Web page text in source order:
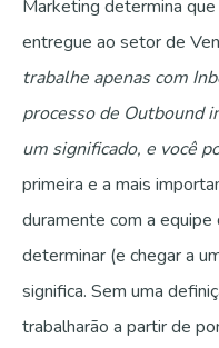
Marketing determina
entregue ao setor de
trabalhe apenas com
processo de Outbound
um significado, e você
primeira e a mais
duramente com a
determinar (e chegar a
significa. Sem uma
trabalharão a partir de